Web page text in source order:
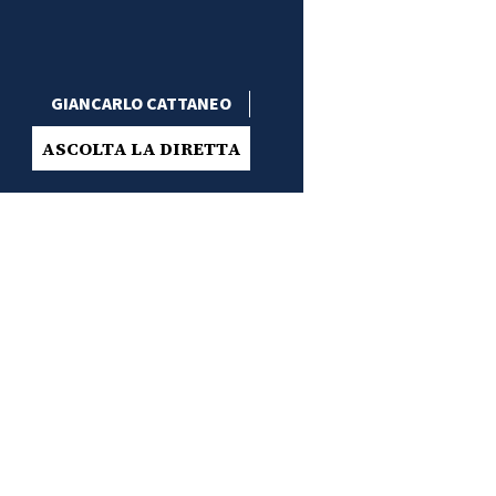
GIANCARLO CATTANEO
ASCOLTA LA DIRETTA